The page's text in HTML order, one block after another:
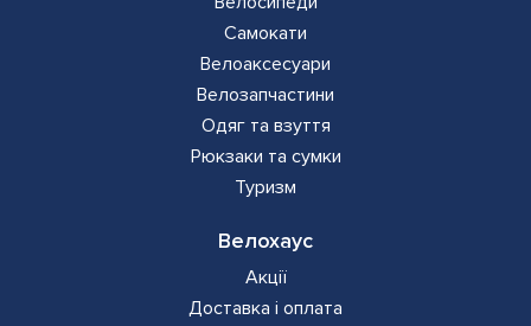
Самокати
Велоаксесуари
Велозапчастини
Одяг та взуття
Рюкзаки та сумки
Туризм
Велохаус
Акції
Доставка і оплата